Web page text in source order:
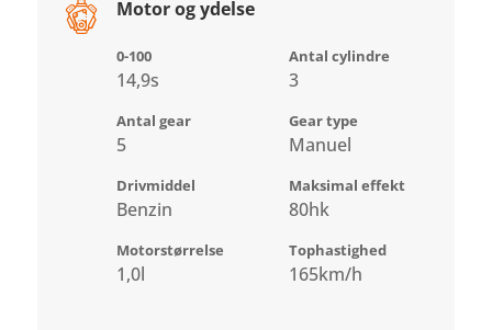
Motor og ydelse
0-100
14,9s
Antal cylindre
3
Antal gear
5
Gear type
Manuel
Drivmiddel
Benzin
Maksimal effekt
80hk
Motorstørrelse
1,0l
Tophastighed
165km/h